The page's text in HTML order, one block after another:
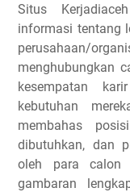
Situs
informasi tentang
perusahaan/
menghubungkan
kesempatan
kebutuhan
membahas
dibutuhkan, dan
oleh para calon
gambaran